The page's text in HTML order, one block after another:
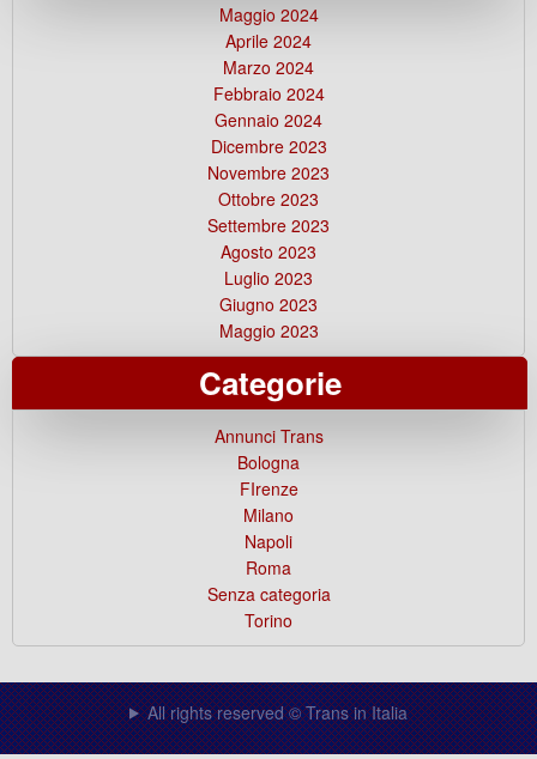
Maggio 2024
Aprile 2024
Marzo 2024
Febbraio 2024
Gennaio 2024
Dicembre 2023
Novembre 2023
Ottobre 2023
Settembre 2023
Agosto 2023
Luglio 2023
Giugno 2023
Maggio 2023
Categorie
Annunci Trans
Bologna
FIrenze
Milano
Napoli
Roma
Senza categoria
Torino
All rights reserved © Trans in Italia